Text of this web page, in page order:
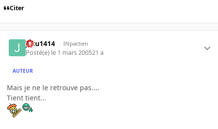
Citer
jazu1414 INpactien
Posté(e) le 1 mars 200521 a
AUTEUR
Mais je ne le retrouve pas....
Tient tient...